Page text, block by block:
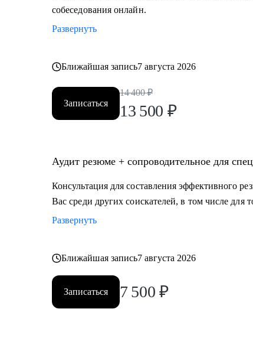
собеседования онлайн.
Развернуть
Ближайшая запись7 августа 2026
Записаться
14 400 ₽
13 500 ₽
Аудит резюме + сопроводительное для
Консультация для составления эффективного
Вас среди других соискателей, в том числе для
Развернуть
Ближайшая запись7 августа 2026
Записаться 7 500 ₽